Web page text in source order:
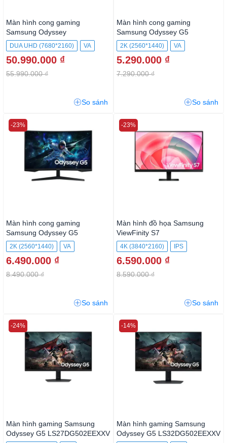
Màn hình cong gaming
Samsung Odyssey
LS57CG952NEXXV
DUA UHD (7680*2160) VA
50.990.000 ₫
55.990.000 ₫
So sánh
Màn hình cong gaming
Samsung Odyssey G5
LS27CG552EEXXV
2K (2560*1440) VA
5.290.000 ₫
7.290.000 ₫
So sánh
Màn hình cong gaming
Samsung Odyssey G5
LS32CG552EEXXV
2K (2560*1440) VA
6.490.000 ₫
8.490.000 ₫
-23%
So sánh
Màn hình đồ họa Samsung
ViewFinity S7
LS27D700EAEXXV
4K (3840*2160) IPS
6.590.000 ₫
8.590.000 ₫
-23%
So sánh
Màn hình gaming Samsung
Odyssey G5 LS27DG502EEXXV
-24%
Màn hình gaming Samsung
Odyssey G5 LS32DG502EEXXV
-14%